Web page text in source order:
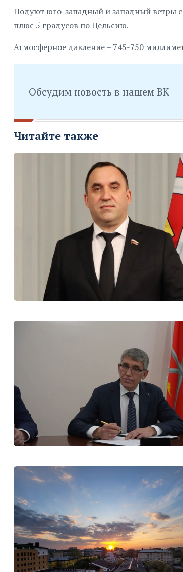
Подуют юго-западный и западный ветры с
плюс 5 градусов по Цельсию.
Атмосферное давление – 745-750
Обсудим новость в нашем ВК
Читайте также